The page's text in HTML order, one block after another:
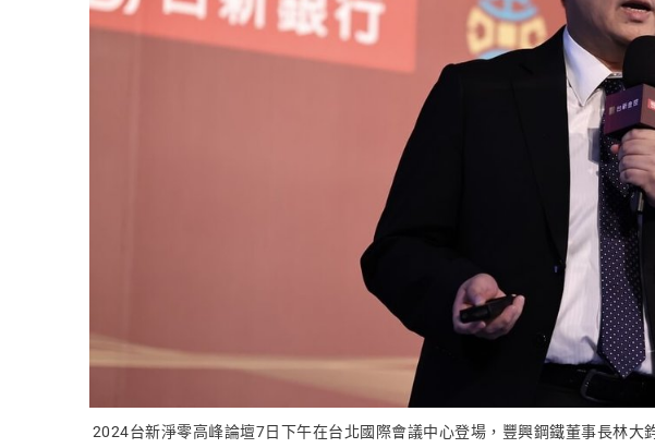
2024台新淨零高峰論壇7日下午在台北國際會議中心登場，豐興鋼鐵董事長林大